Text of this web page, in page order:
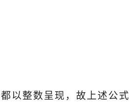
以整数呈现，故上述公式